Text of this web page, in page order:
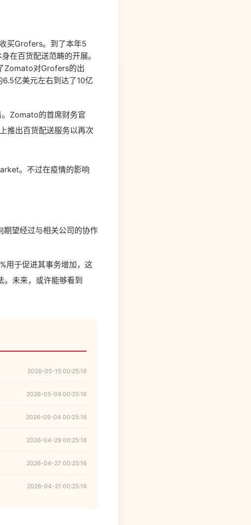
买Grofers。到了本年5
在百货配送范畴的开展。
Zomato对Grofers的出
亿美元左右到达了10亿
Zomato的首席财务官
推出百货配送服务以再次
。不过在疫情的影响
望经过与相关公司的协作
用于促进其事务增加，这
未来，或许能够看到
2026-05-15 00:25:16
2026-05-09 00:25:16
2026-05-04 00:25:16
2026-04-29 00:25:16
2026-04-27 00:25:16
2026-04-21 00:25:16